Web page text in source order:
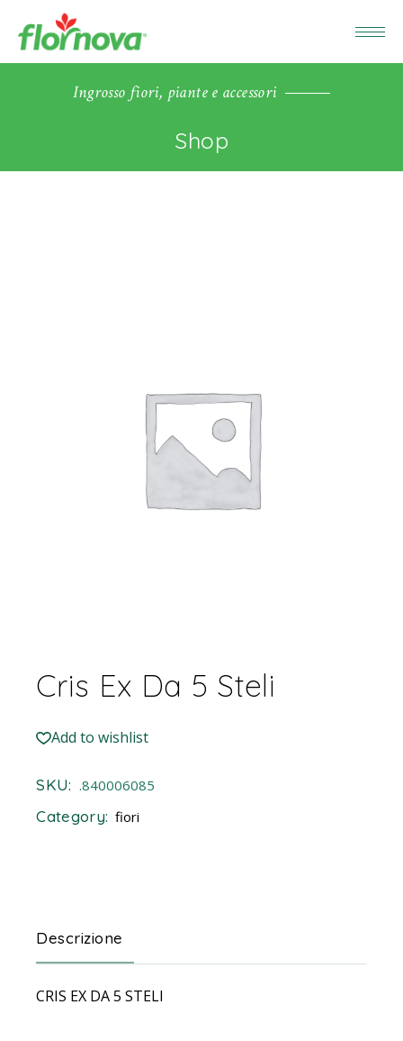
Ingrosso fiori, piante e accessori
Shop
Cris Ex Da 5 Steli
Add to wishlist
SKU: .840006085
Category: fiori
Descrizione
CRIS EX DA 5 STELI